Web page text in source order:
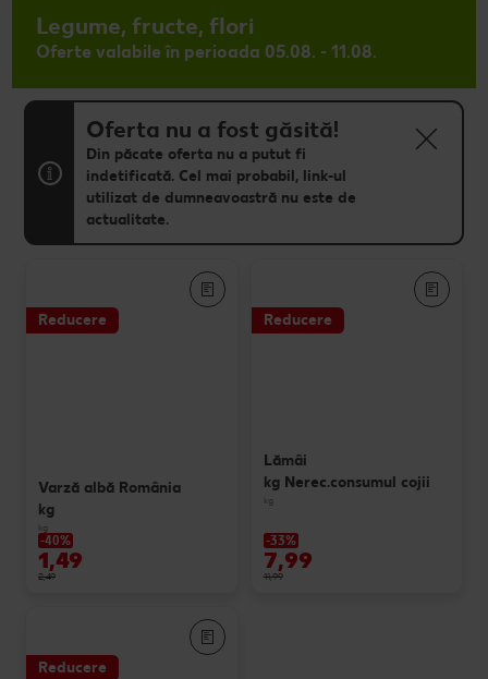
Legume, fructe, flori
Oferte valabile în perioada 05.08. - 11.08.
Oferta nu a fost găsită!
Din păcate oferta nu a putut fi
indetificată. Cel mai probabil, link-ul
utilizat de dumneavoastră nu este de
actualitate.
Reducere
Varză albă România
kg
kg
-40%
1,49
2,49
Reducere
Lămâi
kg Nerec.consumul cojii
kg
-33%
7,99
11,99
Reducere